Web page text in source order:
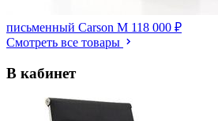
письменный Carson M 118 000 ₽
Смотреть все товары
В кабинет